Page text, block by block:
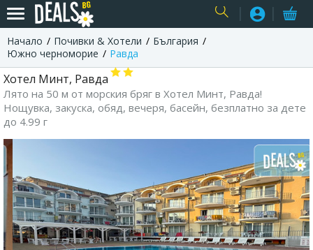
Начало Почивки & Хотели
България
Южно черноморие
Равда
Хотел Минт, Равда
Лято на 50 м от морския бряг в Хотел Минт, Равда!
Нощувка, закуска, обяд, вечеря, басейн, безплатно за дете
до 4.99 г